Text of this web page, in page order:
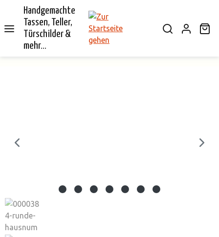
springen
Handgemachte
Tassen, Teller,
Türschilder &
mehr...